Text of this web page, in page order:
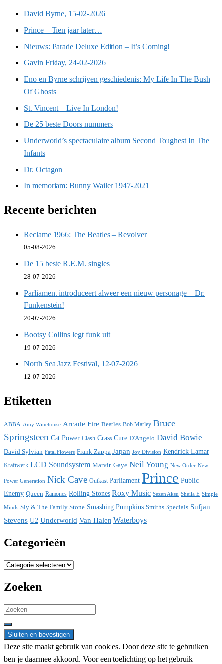
David Byrne, 15-02-2026
Prince – Tien jaar later…
Nieuws: Parade Deluxe Edition – It’s Coming!
Gavin Friday, 24-02-2026
Eno en Byrne schrijven geschiedenis: My Life In The Bush
Of Ghosts
St. Vincent – Live In London!
De 25 beste Doors nummers
Underworld’s spectaculaire album Second Toughest In The
Infants
Dr. Octagon
In memoriam: Bunny Wailer 1947-2021
Recente berichten
Reclame 1966: The Beatles – Revolver
05-08-2026
De 15 beste R.E.M. singles
28-07-2026
Parliament introduceert alweer een nieuw personage – Dr.
Funkenstein!
20-07-2026
Bootsy Collins legt funk uit
19-07-2026
North Sea Jazz Festival, 12-07-2026
12-07-2026
Etiketten
ABBA Amy Winehouse Arcade Fire Beatles Bob Marley Bruce
Springsteen Cat Power Clash Crass Cure D'Angelo David Bowie
David Sylvian Fatal Flowers Frank Zappa Japan Joy Division Kendrick Lamar
Kraftwerk LCD Soundsystem Marvin Gaye Neil Young New Order New
Power Generation Nick Cave Outkast Parliament Prince Public
Enemy Queen Ramones Rolling Stones Roxy Music Sezen Aksu Sheila E Simple
Minds Sly & The Family Stone Smashing Pumpkins Smiths Specials Sufjan
Stevens U2 Underworld Van Halen Waterboys
Categorieën
Categorieën
Zoeken
Search
for:
Deze site maakt gebruik van cookies. Door deze site te gebruiken
ben je daarmee akkoord. Voor een toelichting op het gebruik